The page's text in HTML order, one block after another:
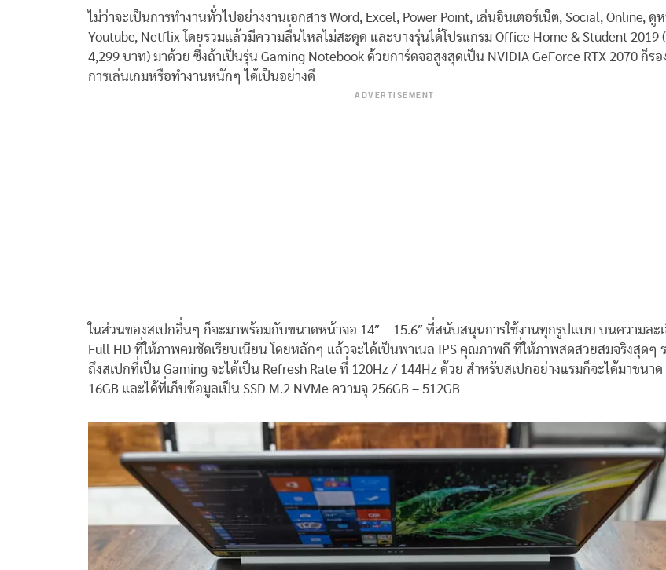
ไม่ว่าจะเป็นการทำงานทั่วไปอย่างงานเอกสาร Word, Excel, Power Point, เล่นอินเตอร์เน็ต, Social, Online, ดู
Youtube, Netflix โดยรวมแล้วมีความลื่นไหลไม่สะดุด และบางรุ่นได้โปรแกรม Office Home & Student 2019
4,299 บาท) มาด้วย ซึ่งถ้าเป็นรุ่น Gaming Notebook ด้วยการ์ดจอสูงสุดเป็น NVIDIA GeForce RTX 2070 ก็รอ
การเล่นเกมหรือทำงานหนักๆ ได้เป็นอย่างดี
ADVERTISEMENT
ในส่วนของสเปกอื่นๆ ก็จะมาพร้อมกับขนาดหน้าจอ 14″ – 15.6″ ที่สนับสนุนการใช้งานทุกรูปแบบ บนความละ
Full HD ที่ให้ภาพคมชัดเรียบเนียน โดยหลักๆ แล้วจะได้เป็นพาเนล IPS คุณภาพกี ที่ให้ภาพสดสวยสมจริงสุดๆ
ถึงสเปกที่เป็น Gaming จะได้เป็น Refresh Rate ที่ 120Hz / 144Hz ด้วย สำหรับสเปกอย่างแรมก็จะได้มาขนาด
16GB และได้ที่เก็บข้อมูลเป็น SSD M.2 NVMe ความจุ 256GB – 512GB